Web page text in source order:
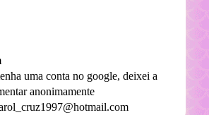
uma conta no google, deixei a
anonimamente